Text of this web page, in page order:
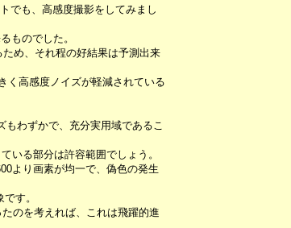
でも、高感度撮影をしてみまし
ものでした。
め、それ程の好結果は予測出来
く高感度ノイズが軽減されている
もわずかで、充分実用域であるこ
いる部分は許容範囲でしょう。
より画素が均一で、偽色の発生
す。
のを考えれば、これは飛躍的進